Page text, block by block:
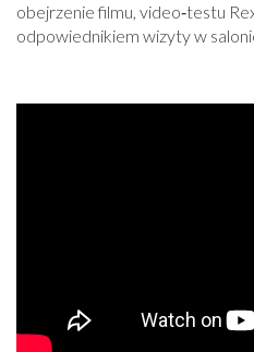
obejrzenie filmu, video‑testu
odpowiednikiem wizyty w